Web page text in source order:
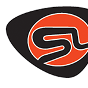
We use cookies to
on our website. By
that cookies are used
to offer you a better
you can disable